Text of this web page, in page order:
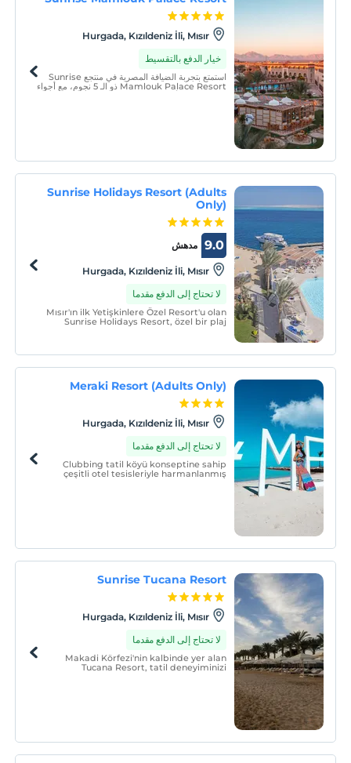
Hurgada, Kızıldeniz İli, Mısır
خيار الدفع بالتقسيط
استمتع بتجربة الضيافة المصرية في منتجع Sunrise
Mamlouk Palace Resort ذو الـ 5 نجوم، مع أجواء
Sunrise Holidays Resort (Adults
Only)
مدهش 9.0
Hurgada, Kızıldeniz İli, Mısır
لا تحتاج إلى الدفع مقدما
Mısır'ın ilk Yetişkinlere Özel Resort'u olan
Sunrise Holidays Resort, özel bir plaj
Meraki Resort (Adults Only)
Hurgada, Kızıldeniz İli, Mısır
لا تحتاج إلى الدفع مقدما
Clubbing tatil köyü konseptine sahip
çeşitli otel tesisleriyle harmanlanmış
Sunrise Tucana Resort
Hurgada, Kızıldeniz İli, Mısır
لا تحتاج إلى الدفع مقدما
Makadi Körfezi'nin kalbinde yer alan
Tucana Resort, tatil deneyiminizi